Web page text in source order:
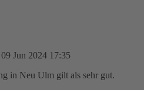
09 Jun 2024 17:35
in Neu Ulm gilt als sehr gut.